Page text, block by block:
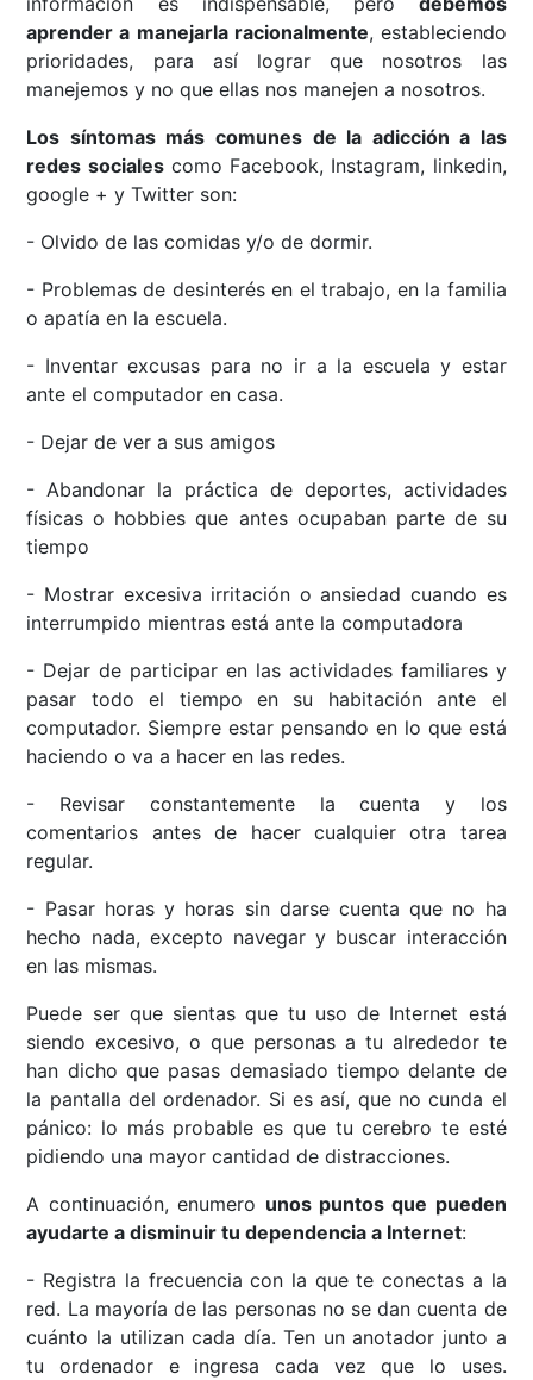
aprender a manejarla racionalmente, estableciendo
prioridades, para así lograr que nosotros las
manejemos y no que ellas nos manejen a nosotros.
Los síntomas más comunes de la adicción a las
redes socialescomo Facebook, Instagram, linkedin,
google + y Twitter son:
- Olvido de las comidas y/o de dormir.
- Problemas de desinterés en el trabajo, en la familia
o apatía en la escuela.
- Inventar excusas para no ir a la escuela y estar
ante el computador en casa.
- Dejar de ver a sus amigos
- Abandonar la práctica de deportes, actividades
físicas o hobbies que antes ocupaban parte de su
tiempo
- Mostrar excesiva irritación o ansiedad cuando es
interrumpido mientras está ante la computadora
- Dejar de participar en las actividades familiares y
pasar todo el tiempo en su habitación ante el
computador. Siempre estar pensando en lo que está
haciendo o va a hacer en las redes.
- Revisar constantemente la cuenta y los
comentarios antes de hacer cualquier otra tarea
regular.
- Pasar horas y horas sin darse cuenta que no ha
hecho nada, excepto navegar y buscar interacción
en las mismas.
Puede ser que sientas que tu uso de Internet está
siendo excesivo, o que personas a tu alrededor te
han dicho que pasas demasiado tiempo delante de
la pantalla del ordenador. Si es así, que no cunda el
pánico: lo más probable es que tu cerebro te esté
pidiendo una mayor cantidad de distracciones.
A continuación, enumero unos puntos que pueden
ayudarte a disminuir tu dependencia a Internet:
- Registra la frecuencia con la que te conectas a la
red. La mayoría de las personas no se dan cuenta de
cuánto la utilizan cada día. Ten un anotador junto a
tu ordenador e ingresa cada vez que lo uses.